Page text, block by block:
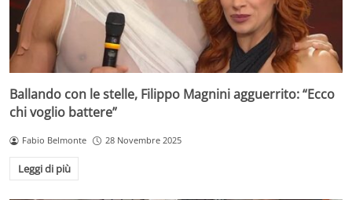
Ballando con le stelle, Filippo Magnini agguerrito: “Ecco
chi voglio battere”
Fabio Belmonte 28 Novembre 2025
Leggi di più